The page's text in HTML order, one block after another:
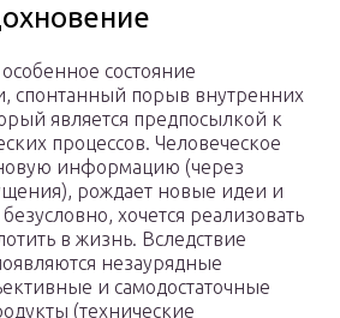
состояние
спонтанный порыв внутренних
является предпосылкой к
процессов. Человеческое
информацию (через
рождает новые идеи и
хочется реализовать
в жизнь. Вследствие
незаурядные
и самодостаточные
(технические